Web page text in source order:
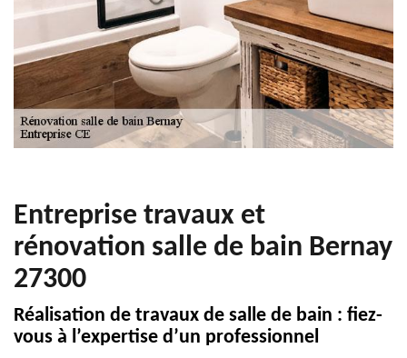
Entreprise travaux et
rénovation salle de bain Bernay
27300
Réalisation de travaux de salle de bain : fiez-
vous à l’expertise d’un professionnel